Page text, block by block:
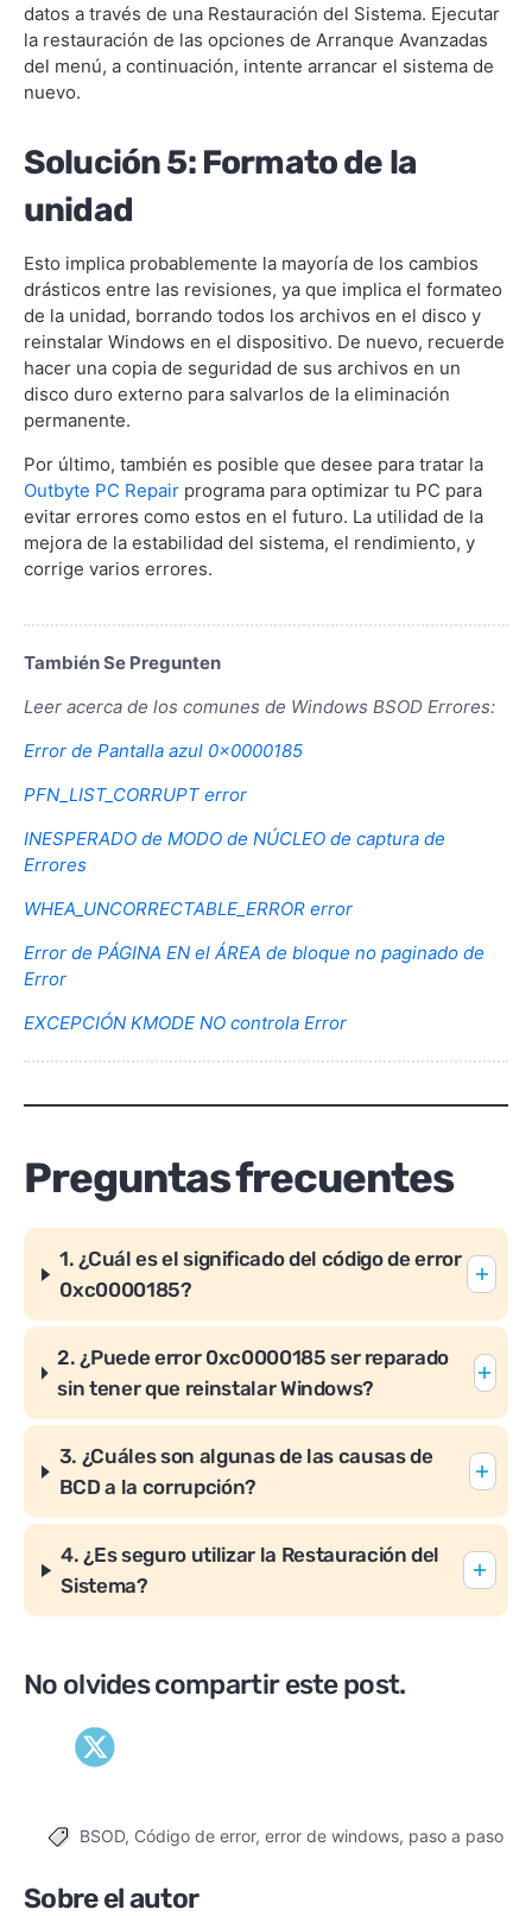
datos a través de una Restauración del Sistema. Ejecutar
la restauración de las opciones de Arranque Avanzadas
del menú, a continuación, intente arrancar el sistema de
nuevo.
Solución 5: Formato de la
unidad
Esto implica probablemente la mayoría de los cambios
drásticos entre las revisiones, ya que implica el formateo
de la unidad, borrando todos los archivos en el disco y
reinstalar Windows en el dispositivo. De nuevo, recuerde
hacer una copia de seguridad de sus archivos en un
disco duro externo para salvarlos de la eliminación
permanente.
Por último, también es posible que desee para tratar la
Outbyte PC Repair programa para optimizar tu PC para
evitar errores como estos en el futuro. La utilidad de la
mejora de la estabilidad del sistema, el rendimiento, y
corrige varios errores.
También Se Pregunten
Leer acerca de los comunes de Windows BSOD Errores:
Error de Pantalla azul 0x0000185
PFN_LIST_CORRUPT error
INESPERADO de MODO de NÚCLEO de captura de
Errores
WHEA_UNCORRECTABLE_ERROR error
Error de PÁGINA EN el ÁREA de bloque no paginado de
Error
EXCEPCIÓN KMODE NO controla Error
Preguntas frecuentes
1. ¿Cuál es el significado del código de error
0xc0000185?
2.¿Puede error 0xc0000185 ser reparado
sin tener que reinstalar Windows?
3. ¿Cuáles son algunas de las causas de
BCD a la corrupción?
4. ¿Es seguro utilizar la Restauración del
Sistema?
No olvides compartir este post.
TagsBSOD, Código de error, error de windows, paso a paso
Sobre el autor